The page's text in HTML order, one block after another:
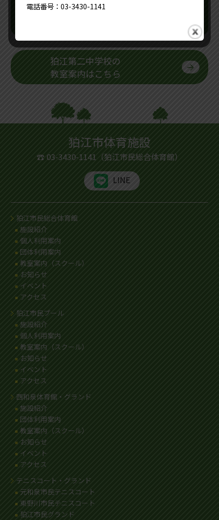
狛江第二中学校の
教室案内はこちら
狛江市体育施設
☎ 03-3430-1141 （狛江市民総合体育館）
LINE
狛江市民総合体育館
施設紹介
個人利用案内
団体利用案内
教室案内（スクール）
お知らせ
イベント
アクセス
狛江市民プール
施設紹介
個人利用案内
教室案内（スクール）
お知らせ
イベント
アクセス
西和泉体育館・グランド
施設紹介
団体利用案内
教室案内（スクール）
お知らせ
イベント
アクセス
テニスコート・グランド
元和泉市民テニスコート
東野川市民テニスコート
狛江市民グランド
電話番号：03-3430-1141